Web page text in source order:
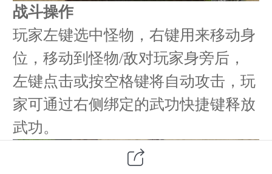
战斗操作
玩家左键选中怪物，右键用来移动身
位，移动到怪物/敌对玩家身旁后，
左键点击或按空格键将自动攻击，玩
家可通过右侧绑定的武功快捷键释放
武功。